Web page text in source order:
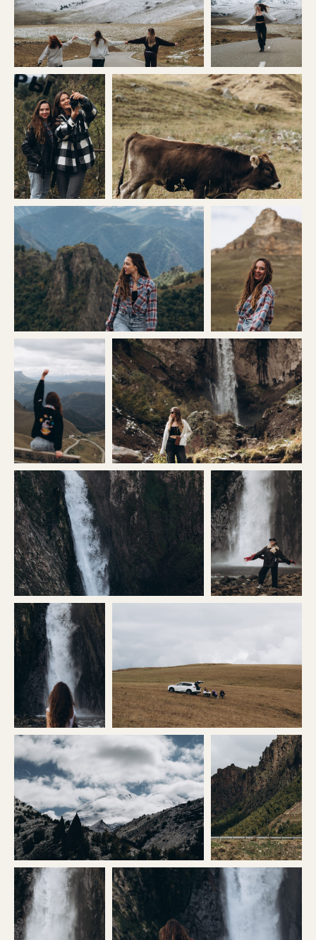
ТУРЫ В ГРУППАХ
НЕ ТОЛЬКО
БЕЗОПАСНЕЕ, НО
ЕЩЁ И ВЫГОДНЕЕ
Менеджер отправит вам даты туров,
которые совпадаютс вашими
Потому что стоимость трансфера,
фотографа и экскурсий делится
на всех участников
22-35 лет — средний возраст
участников